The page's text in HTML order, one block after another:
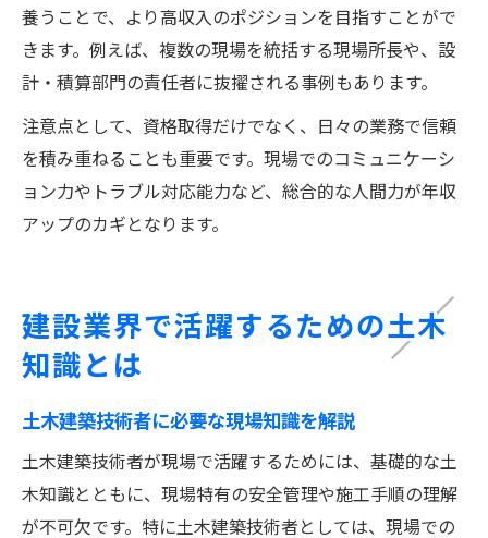
養うことで、より高収入のポジションを目指すことがで
きます。例えば、複数の現場を統括する現場所長や、設
計・積算部門の責任者に抜擢される事例もあります。
注意点として、資格取得だけでなく、日々の業務で信頼
を積み重ねることも重要です。現場でのコミュニケーシ
ョン力やトラブル対応能力など、総合的な人間力が年収
アップのカギとなります。
建設業界で活躍するための土木
知識とは
土木建築技術者に必要な現場知識を解説
土木建築技術者が現場で活躍するためには、基礎的な土
木知識とともに、現場特有の安全管理や施工手順の理解
が不可欠です。特に土木建築技術者としては、現場での